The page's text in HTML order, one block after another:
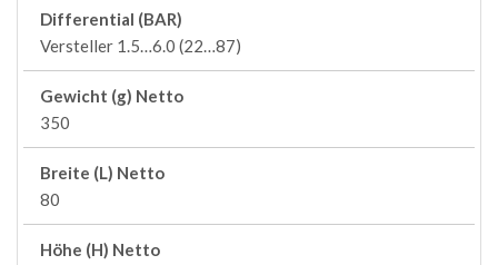
Differential (BAR)
Versteller 1.5…6.0 (22…87)
Gewicht (g) Netto
350
Breite (L) Netto
80
Höhe (H) Netto